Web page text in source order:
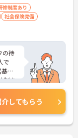
トレ
フォ
移
制が
チー
修制度あり
社会保険完備
の待
で
盤
制を
評価
み
日固
ンで
や煩
してもらう